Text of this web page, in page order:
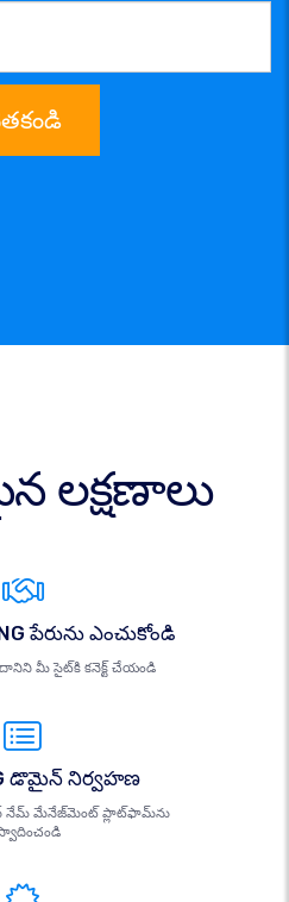
లక్షణాలు
పేరును ఎంచుకోండి
మీ సైట్‌కి కనెక్ట్ చేయండి
డొమైన్ నిర్వహణ
మేనేజ్‌మెంట్ ప్లాట్‌ఫామ్‌ను